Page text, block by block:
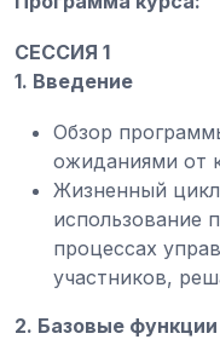
СЕССИЯ 1
1. Введение
Обзор
ожиданиями от
Жизненный
использование
процессах
участников,
2. Базовые